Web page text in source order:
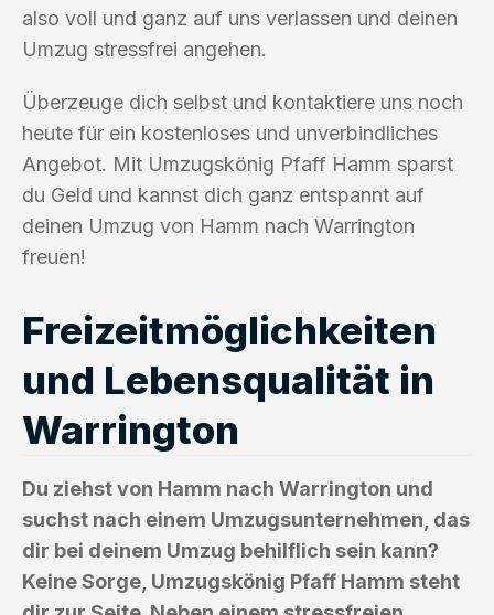
also voll und ganz auf uns verlassen und deinen
Umzug stressfrei angehen.
Überzeuge dich selbst und kontaktiere uns noch
heute für ein kostenloses und unverbindliches
Angebot. Mit Umzugskönig Pfaff Hamm sparst
du Geld und kannst dich ganz entspannt auf
deinen Umzug von Hamm nach Warrington
freuen!
Freizeitmöglichkeiten
und Lebensqualität in
Warrington
Du ziehst von Hamm nach Warrington und
suchst nach einem Umzugsunternehmen, das
dir bei deinem Umzug behilflich sein kann?
Keine Sorge, Umzugskönig Pfaff Hamm steht